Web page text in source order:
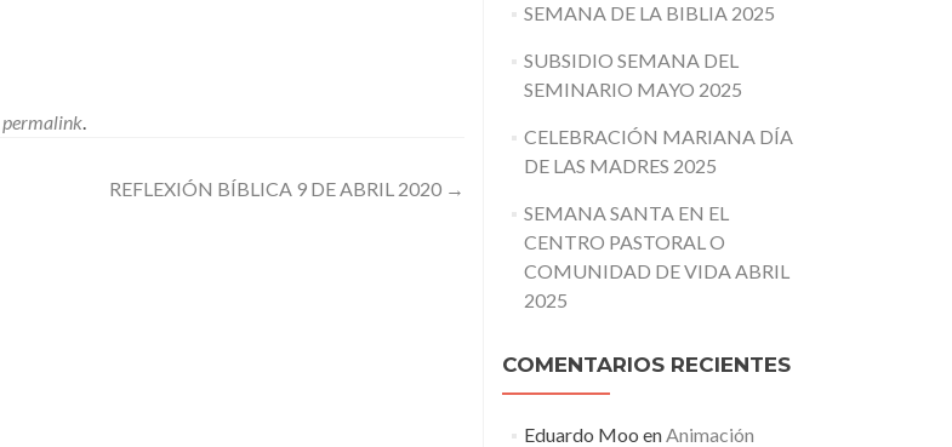
permalink.
REFLEXIÓN BÍBLICA 9 DE ABRIL 2020 →
SEMANA DE LA BIBLIA 2025
SUBSIDIO SEMANA DEL
SEMINARIO MAYO 2025
CELEBRACIÓN MARIANA DÍA
DE LAS MADRES 2025
SEMANA SANTA EN EL
CENTRO PASTORAL O
COMUNIDAD DE VIDA ABRIL
2025
COMENTARIOS RECIENTES
Eduardo Moo enAnimación